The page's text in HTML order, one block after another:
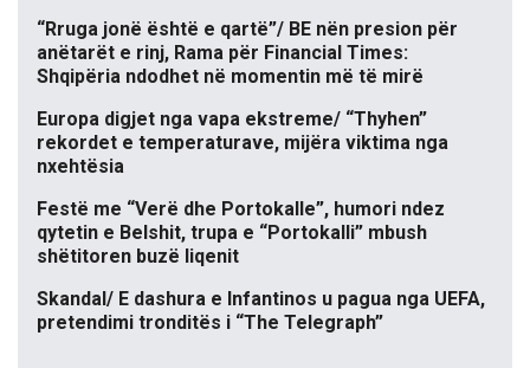
“Rruga jonë është e qartë”/ BE nën presion për
anëtarët e rinj, Rama për Financial Times:
Shqipëria ndodhet në momentin më të mirë
Europa digjet nga vapa ekstreme/ “Thyhen”
rekordet e temperaturave, mijëra viktima nga
nxehtësia
Festë me “Verë dhe Portokalle”, humori ndez
qytetin e Belshit, trupa e “Portokalli” mbush
shëtitoren buzë liqenit
Skandal/ E dashura e Infantinos u pagua nga UEFA,
pretendimi tronditës i “The Telegraph”